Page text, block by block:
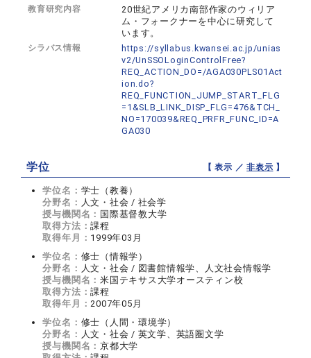
教育研究内容
20世紀アメリカ南部作家のウィリア
ム・フォークナーを中心に研究して
います。
シラバス情報
https://syllabus.kwansei.ac.jp/unias
v2/UnSSOLoginControlFree?
REQ_ACTION_DO=/AGA030PLS01Act
ion.do?
REQ_FUNCTION_JUMP_START_FLG
=1&SLB_LINK_DISP_FLG=476&TCH_
NO=170039&REQ_PRFR_FUNC_ID=A
GA030
学位 【 表示 ／非表示 】
学位名： 学士（教養）
分野名： 人文・社会 / 社会学
授与機関名： 国際基督教大学
取得方法：課程
取得年月： 1999年03月
学位名： 修士（情報学）
分野名： 人文・社会 / 図書館情報学、人文社会情報学
授与機関名：米国テキサス大学オースティン校
取得方法：課程
取得年月：2007年05月
学位名： 修士（人間・環境学）
分野名： 人文・社会 / 英文学、英語圏文学
授与機関名：京都大学